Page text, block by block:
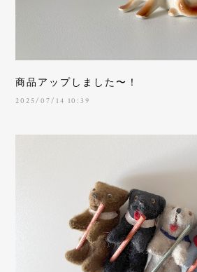
商品アップしました〜！
2025/07/14 10:39